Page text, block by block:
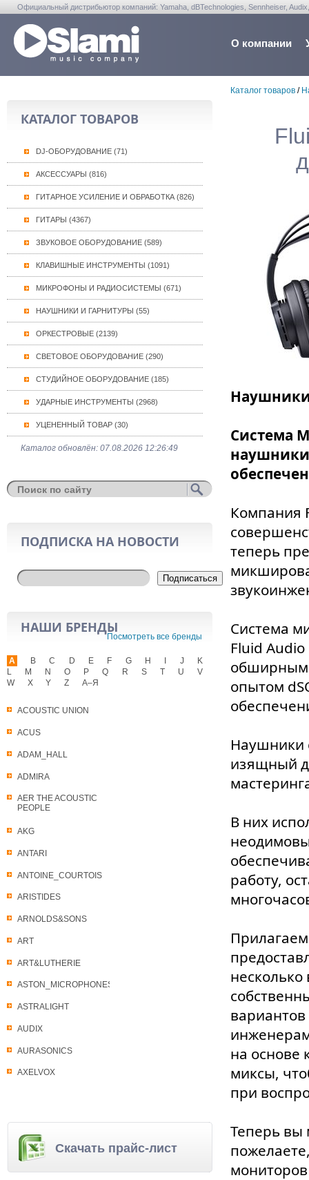
Официальный дистрибьютор компаний: Yamaha, dBTechnologies, Sennheiser,
О компании
КАТАЛОГ ТОВАРОВ
DJ-ОБОРУДОВАНИЕ (71)
АКСЕССУАРЫ (816)
ГИТАРНОЕ УСИЛЕНИЕ И ОБРАБОТКА (826)
ГИТАРЫ (4367)
ЗВУКОВОЕ ОБОРУДОВАНИЕ (589)
КЛАВИШНЫЕ ИНСТРУМЕНТЫ (1091)
МИКРОФОНЫ И РАДИОСИСТЕМЫ (671)
НАУШНИКИ И ГАРНИТУРЫ (55)
ОРКЕСТРОВЫЕ (2139)
СВЕТОВОЕ ОБОРУДОВАНИЕ (290)
СТУДИЙНОЕ ОБОРУДОВАНИЕ (185)
УДАРНЫЕ ИНСТРУМЕНТЫ (2968)
УЦЕНЕННЫЙ ТОВАР (30)
Каталог обновлён: 07.08.2026 12:26:49
ПОДПИСКА НА НОВОСТИ
Подписаться
НАШИ БРЕНДЫ
Посмотреть все бренды
A
ACOUSTIC UNION
ACUS
ADAM_HALL
ADMIRA
AER THE ACOUSTIC
PEOPLE
AKG
ANTARI
ANTOINE_COURTOIS
ARISTIDES
ARNOLDS&SONS
ART
ART&LUTHERIE
ASTON_MICROPHONES
ASTRALIGHT
AUDIX
AURASONICS
AXELVOX
B C D E F G H J
K
L
M N O P Q R S T U
V
W
X Y Z А–Я
Скачать прайс-лист
Каталог товаров/
Наушники
Система
Компания
теперь
Система
Fluid
обширным
опытом
Наушники
изящный
В них
работу,
вариантов
на основе
миксы,
при
Теперь вы